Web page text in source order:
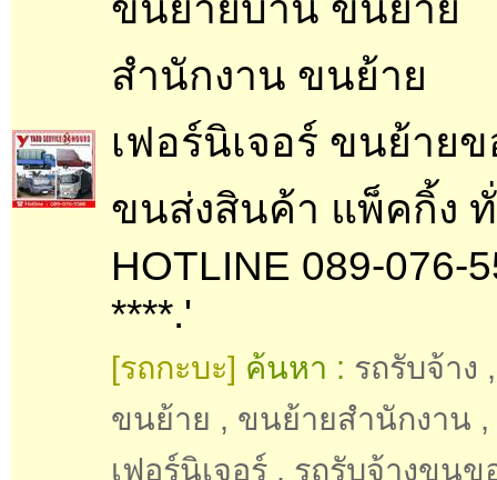
สำนักงาน ขนย้าย
เฟอร์นิเจอร์ ขนย้ายข
ขนส่งสินค้า แพ็คกิ้ง
HOTLINE 089-076-
****.'
[รถกะบะ] ค้นหา : รถรับจ้าง
ขนย้าย , ขนย้ายสำนักงาน ,
เฟอร์นิเจอร์ , รถรับจ้างขนข